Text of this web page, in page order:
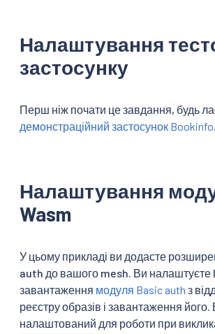
Налаштування
застосунку
Перш ніж почати це завдання, будь
демонстраційний застосунок Bookinfo
Налаштування
Wasm
У цьому прикладі ви додасте
auth до вашого mesh. Ви налаштуєте
завантаження модуля Basic auth з
реєстру образів і завантаження його.
налаштований для роботи при